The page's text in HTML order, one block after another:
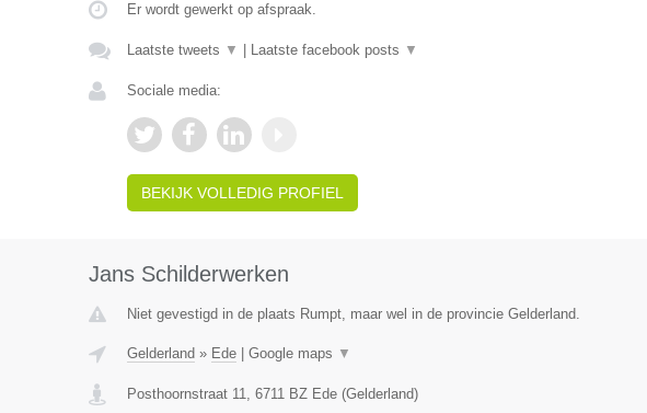
Er wordt gewerkt op afspraak.
Laatste tweets ▼ Laatste facebook posts ▼
Sociale media:
BEKIJK VOLLEDIG PROFIEL
Jans Schilderwerken
Niet gevestigd in de plaats Rumpt, maar wel in de provincie Gelderland.
Gelderland » Ede| Google maps ▼
Posthoornstraat 11, 6711 BZ Ede(Gelderland)